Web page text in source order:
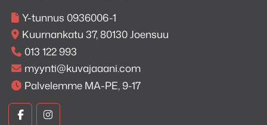
Y-tunnus 0936006-1
Kuurnankatu 37, 80130 Joensuu
013 122 993
myynti@kuvajaaani.com
Palvelemme MA-PE, 9-17
KuvaKuva